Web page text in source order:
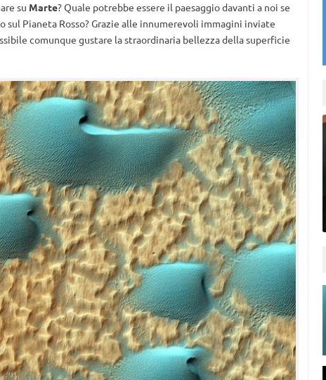
su Marte? Quale potrebbe essere il paesaggio davanti a noi se
sul Pianeta Rosso? Grazie alle innumerevoli immagini inviate
comunque gustare la straordinaria bellezza della superficie